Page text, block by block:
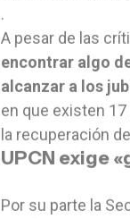
.
A pesar de las
encontrar algo
alcanzar a los
en que existen
la recuperación
UPCN exige
Por su parte la